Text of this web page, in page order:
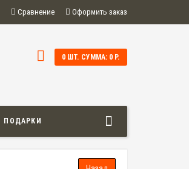
Сравнение Оформить заказ
0 ШТ. СУММА: 0 Р.
ПОДАРКИ